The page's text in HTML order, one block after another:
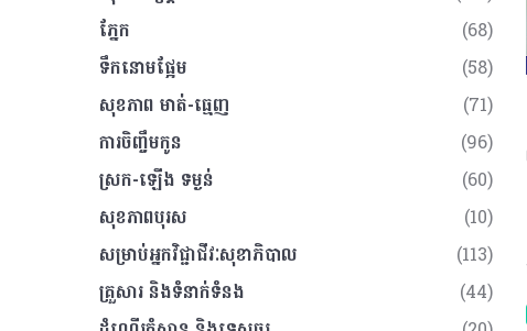
ភ្នែក
(68)
ទឹកនោមផ្អែម
(58)
សុខភាព​​ មាត់-ធ្មេញ
(71)
ការចិញ្ចឹមកូន
(96)
ស្រក-ឡើង​​ ទម្ងន់​
(60)
សុខភាពបុរស
(10)
សម្រាប់អ្នកវិជ្ជាជីវៈសុខាភិបាល
(113)
គ្រួសារ​ និងទំនាក់ទំនង
(44)